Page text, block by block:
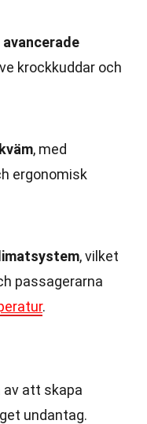
krockkuddar och
, med
ergonomisk
, vilket
passagerarna
.
av att skapa
undantag.